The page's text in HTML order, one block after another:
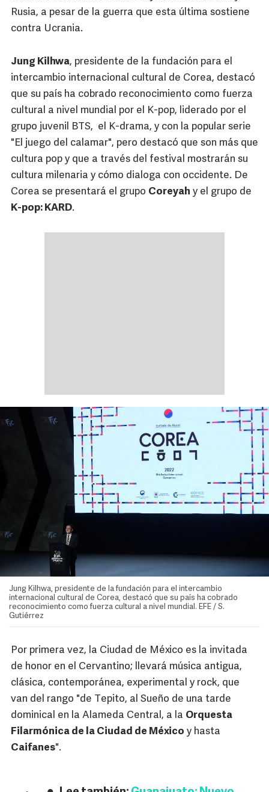
Rusia, a pesar de la guerra que esta última sostiene
contra Ucrania.
Jung Kilhwa, presidente de la fundación para el
intercambio internacional cultural de Corea, destacó
que su país ha cobrado reconocimiento como fuerza
cultural a nivel mundial por el K-pop, liderado por el
grupo juvenil BTS, el K-drama, y con la popular serie
"El juego del calamar", pero destacó que son más que
cultura pop y que a través del festival mostrarán su
cultura milenaria y cómo dialoga con occidente. De
Corea se presentará el grupo Coreyah y el grupo de
K-pop: KARD.
Jung Kilhwa, presidente de la fundación para el intercambio
internacional cultural de Corea, destacó que su país ha cobrado
reconocimiento como fuerza cultural a nivel mundial. EFE / S.
Gutiérrez
Por primera vez, la Ciudad de México es la invitada
de honor en el Cervantino; llevará música antigua,
clásica, contemporánea, experimental y rock, que
van del rango "de Tepito, al Sueño de una tarde
dominical en la Alameda Central, a la Orquesta
Filarmónica de la Ciudad de México y hasta
Caifanes".